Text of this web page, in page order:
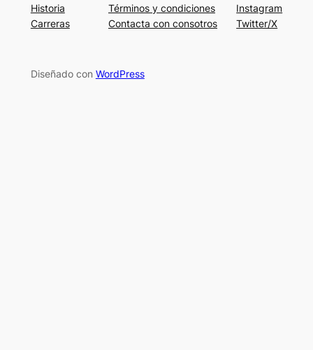
Historia
Carreras
Términos y condiciones
Contacta con consotros
Instagram
Twitter/X
Diseñado con WordPress